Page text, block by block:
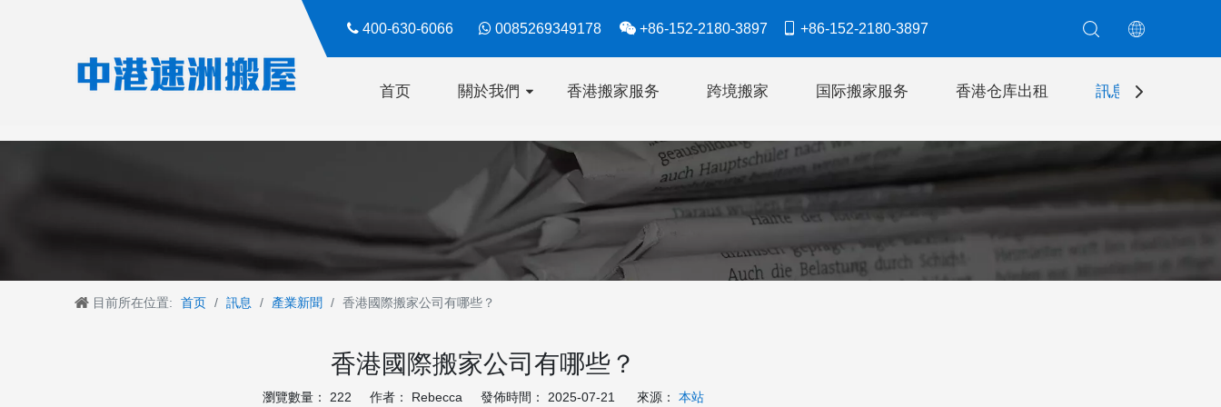
 400-630-6066  0085269349178  +86-152-2180-3897  +86-152-2180-3897​​​​​​​
首页 關於我們 香港搬家服务 跨境搬家 国际搬家服务 香港仓库出租 訊息
目前所在位置: 首页 / 訊息 / 產業新聞 / 香港國際搬家公司有哪些？
香港國際搬家公司有哪些？
瀏覽數量： 222 作者： Rebecca 發佈時間： 2025-07-21 來源： 本站